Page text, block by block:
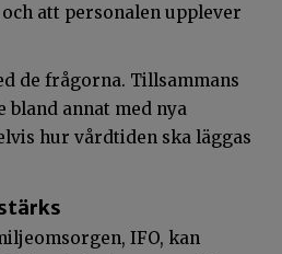
att personalen upplever
de frågorna. Tillsammans
bland annat med nya
hur vårdtiden ska läggas
IFO, kan